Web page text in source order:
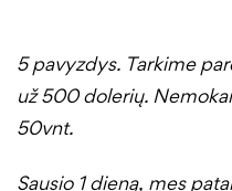
5 pavyzdys. Tarkime
už 500 dolerių.
50vnt.
Sausio 1 dieną, mes